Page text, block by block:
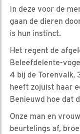
In deze voor de
gaan de dieren
is hun instinct.
Het regent de
Beleefdelente-
4 bij de Torenvalk,
heeft zojuist haar
Benieuwd hoe dat
Onze man en
beurtelings af,